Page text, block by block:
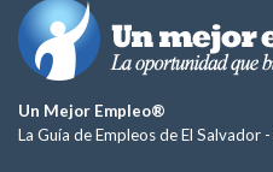
Un Mejor Empleo®
La Guía de Empleos de El Salvador -